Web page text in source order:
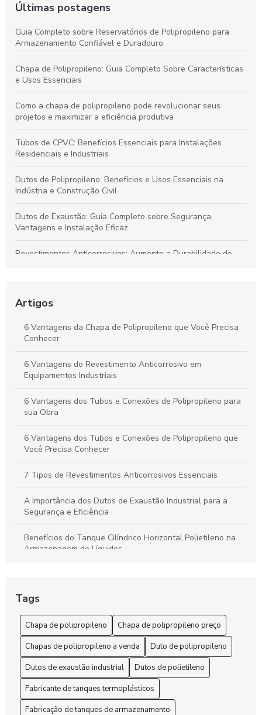
Últimas postagens
Guia Completo sobre Reservatórios de Polipropileno para
Armazenamento Confiável e Duradouro
Chapa de Polipropileno: Guia Completo Sobre Características
e Usos Essenciais
Como a chapa de polipropileno pode revolucionar seus
projetos e maximizar a eficiência produtiva
Tubos de CPVC: Benefícios Essenciais para Instalações
Residenciais e Industriais
Dutos de Polipropileno: Benefícios e Usos Essenciais na
Indústria e Construção Civil
Dutos de Exaustão: Guia Completo sobre Segurança,
Vantagens e Instalação Eficaz
Revestimentos Anticorrosivos: Aumente a Durabilidade de
Fluidos e Relevância Industrial
Dutos de Polipropileno: Principais Benefícios e Aplicações
Indispensáveis
Duto de Polipropileno: Benefícios para Projetos Sustentáveis
e de Alto Desempenho
Artigos
6 Vantagens da Chapa de Polipropileno que Você Precisa
Conhecer
6 Vantagens do Revestimento Anticorrosivo em
Equipamentos Industriais
6 Vantagens dos Tubos e Conexões de Polipropileno para
sua Obra
6 Vantagens dos Tubos e Conexões de Polipropileno que
Você Precisa Conhecer
7 Tipos de Revestimentos Anticorrosivos Essenciais
A Importância dos Dutos de Exaustão Industrial para a
Segurança e Eficiência
Benefícios do Tanque Cilíndrico Horizontal Polietileno na
Armazenagem de Líquidos
Chapa de polipropileno é a solução ideal para suas
Chapa de Polipropileno Preço: 6 Fatores que Influenciam
Chapa de Polipropileno Preço: 7 Dicas para Economizar
Chapa de polipropileno preço: como encontrar as melhores
ofertas no mercado
Tags
Chapa de polipropileno
Chapa de polipropileno preço
Chapas de polipropileno a venda
Duto de polipropileno
Dutos de exaustão industrial
Dutos de polietileno
Fabricante de tanques termoplásticos
Fabricação de tanques de armazenamento